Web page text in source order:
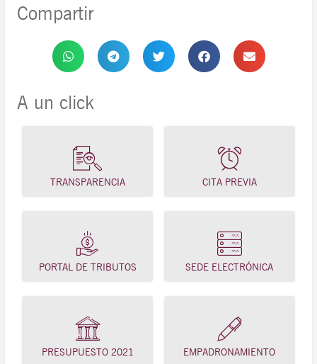
Compartir
A un click
TRANSPARENCIA CITA PREVIA
PORTAL DE TRIBUTOS SEDE ELECTRÓNICA
PRESUPUESTO 2021 EMPADRONAMIENTO